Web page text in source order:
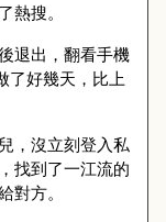
熱搜。
退出，翻看手機
了好幾天，比上
，沒立刻登入私
找到了一江流的
對方。